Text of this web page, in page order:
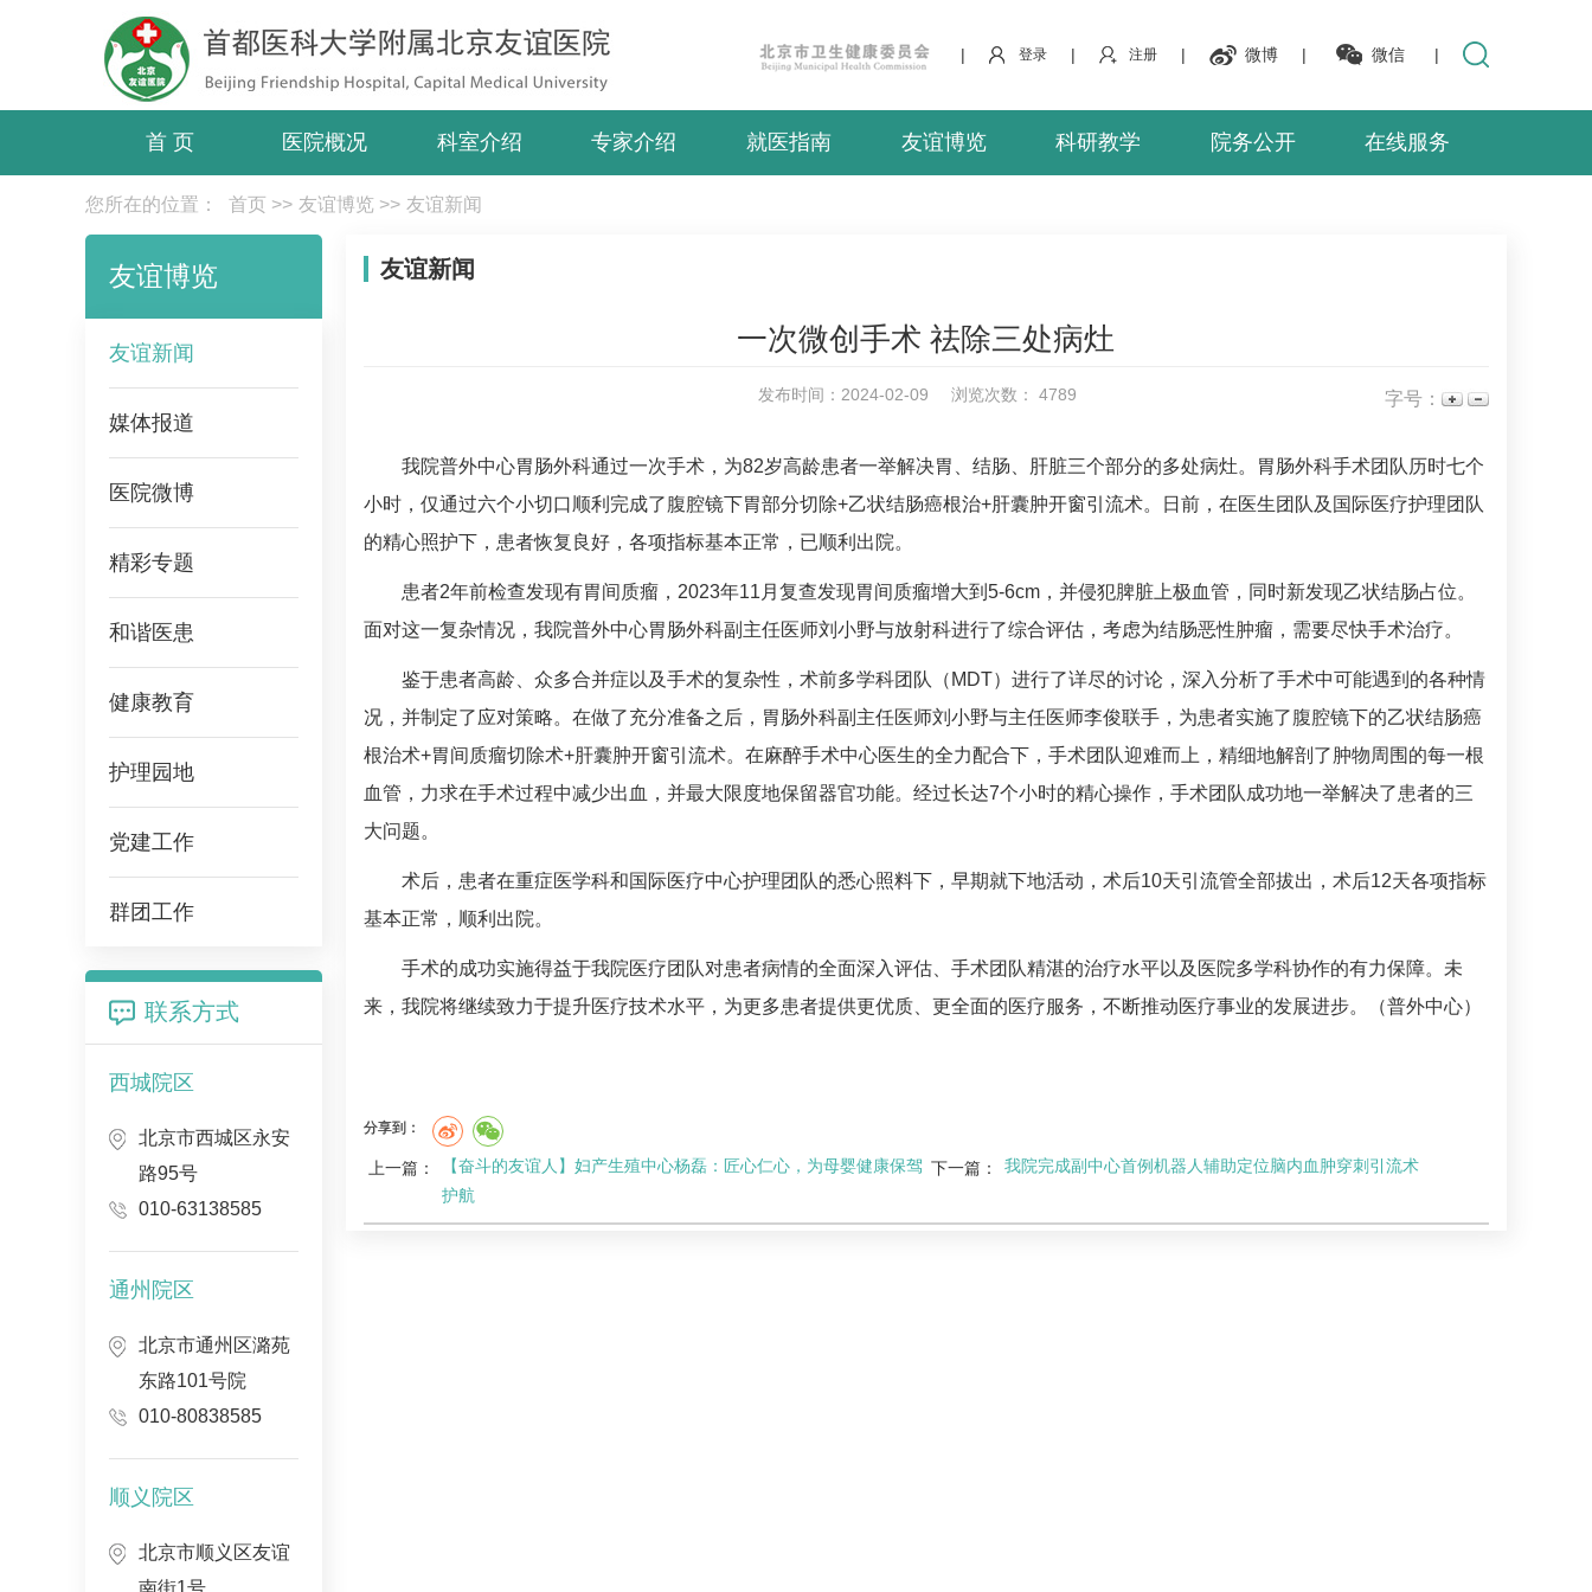
| 登录 | 注册 | 微博 | 微信 |
首 页 医院概况 科室介绍 专家介绍 就医指南 友谊博览 科研教学 院务公开 在线服务
您所在的位置： 首页 >> 友谊博览 >> 友谊新闻
友谊博览
友谊新闻
媒体报道
医院微博
精彩专题
和谐医患
健康教育
护理园地
党建工作
群团工作
联系方式
西城院区
北京市西城区永安
路95号
010-63138585
通州院区
北京市通州区潞苑
东路101号院
010-80838585
顺义院区
北京市顺义区友谊
南街1号
友谊新闻
一次微创手术 祛除三处病灶
发布时间：2024-02-09 浏览次数： 4789 字号：
我院普外中心胃肠外科通过一次手术，为82岁高龄患者一举解决胃、结肠、肝脏三个部分的多处病灶。胃肠外科手术团队历时七个
小时，仅通过六个小切口顺利完成了腹腔镜下胃部分切除+乙状结肠癌根治+肝囊肿开窗引流术。日前，在医生团队及国际医疗护理团队
的精心照护下，患者恢复良好，各项指标基本正常，已顺利出院。
患者2年前检查发现有胃间质瘤，2023年11月复查发现胃间质瘤增大到5-6cm，并侵犯脾脏上极血管，同时新发现乙状结肠占位。
面对这一复杂情况，我院普外中心胃肠外科副主任医师刘小野与放射科进行了综合评估，考虑为结肠恶性肿瘤，需要尽快手术治疗。
鉴于患者高龄、众多合并症以及手术的复杂性，术前多学科团队（MDT）进行了详尽的讨论，深入分析了手术中可能遇到的各种情
况，并制定了应对策略。在做了充分准备之后，胃肠外科副主任医师刘小野与主任医师李俊联手，为患者实施了腹腔镜下的乙状结肠癌
根治术+胃间质瘤切除术+肝囊肿开窗引流术。在麻醉手术中心医生的全力配合下，手术团队迎难而上，精细地解剖了肿物周围的每一根
血管，力求在手术过程中减少出血，并最大限度地保留器官功能。经过长达7个小时的精心操作，手术团队成功地一举解决了患者的三
大问题。
术后，患者在重症医学科和国际医疗中心护理团队的悉心照料下，早期就下地活动，术后10天引流管全部拔出，术后12天各项指标
基本正常，顺利出院。
手术的成功实施得益于我院医疗团队对患者病情的全面深入评估、手术团队精湛的治疗水平以及医院多学科协作的有力保障。未
来，我院将继续致力于提升医疗技术水平，为更多患者提供更优质、更全面的医疗服务，不断推动医疗事业的发展进步。（普外中心）
分享到：
上一篇：
【奋斗的友谊人】妇产生殖中心杨磊：匠心仁心，为母婴健康保驾
护航
下一篇： 我院完成副中心首例机器人辅助定位脑内血肿穿刺引流术